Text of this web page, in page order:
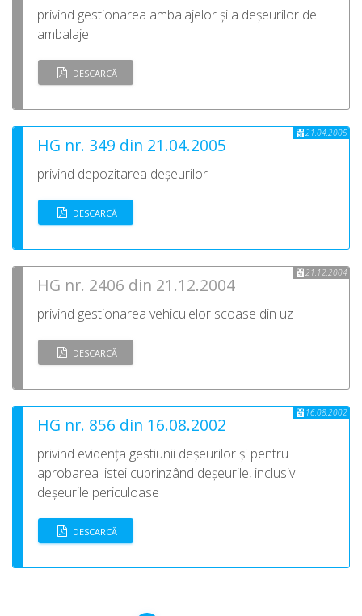
privind gestionarea ambalajelor și a deșeurilor de
ambalaje
DESCARCĂ
HG nr. 349 din 21.04.2005
privind depozitarea deșeurilor
DESCARCĂ
21.04.2005
HG nr. 2406 din 21.12.2004
privind gestionarea vehiculelor scoase din uz
DESCARCĂ
21.12.2004
HG nr. 856 din 16.08.2002
privind evidența gestiunii deșeurilor și pentru
aprobarea listei cuprinzând deșeurile, inclusiv
deșeurile periculoase
DESCARCĂ
16.08.2002